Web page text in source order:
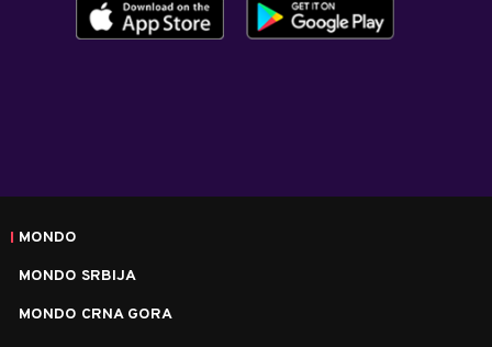
MONDO
MONDO SRBIJA
MONDO CRNA GORA